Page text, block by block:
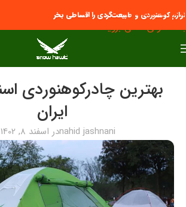
پرش به پیمایش
به محتوای اصلی بروید
لوازم کوهنوردی و طبیعت‌گردی را اقساطی بخر
بهترین چادرکوهنوردی
ایران
nahid jashnaniدر اسفند 8, 1402